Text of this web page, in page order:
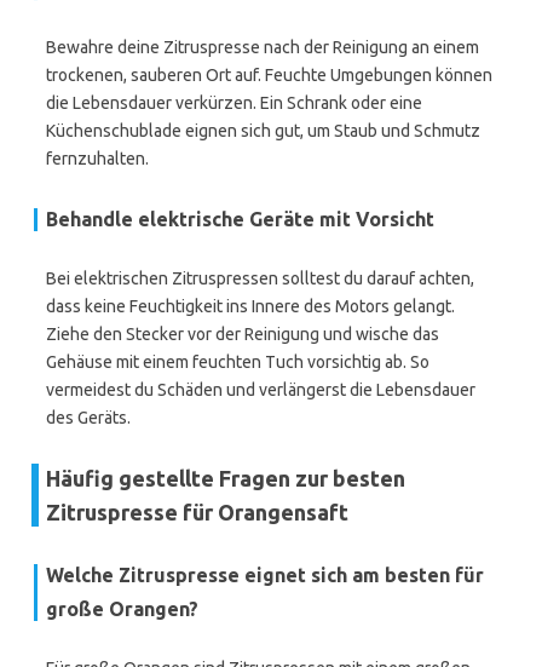
Bewahre deine Zitruspresse nach der Reinigung an einem
trockenen, sauberen Ort auf. Feuchte Umgebungen können
die Lebensdauer verkürzen. Ein Schrank oder eine
Küchenschublade eignen sich gut, um Staub und Schmutz
fernzuhalten.
Behandle elektrische Geräte mit Vorsicht
Bei elektrischen Zitruspressen solltest du darauf achten,
dass keine Feuchtigkeit ins Innere des Motors gelangt.
Ziehe den Stecker vor der Reinigung und wische das
Gehäuse mit einem feuchten Tuch vorsichtig ab. So
vermeidest du Schäden und verlängerst die Lebensdauer
des Geräts.
Häufig gestellte Fragen zur besten
Zitruspresse für Orangensaft
Welche Zitruspresse eignet sich am besten für
große Orangen?